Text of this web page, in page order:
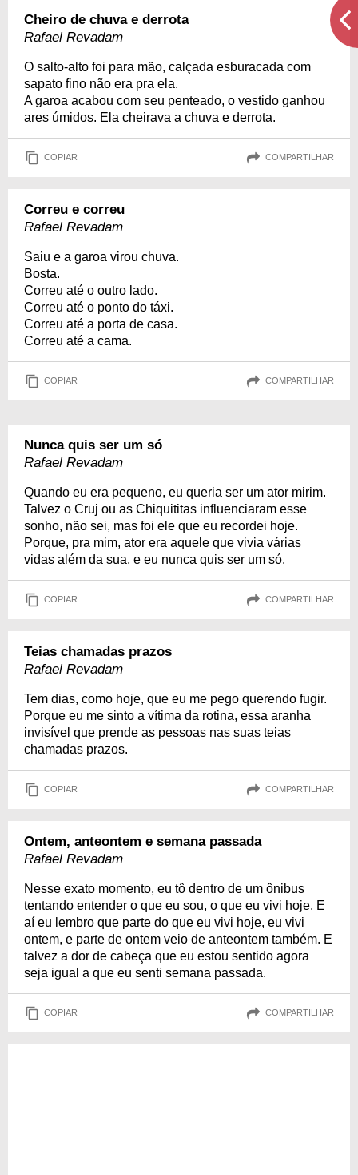
Cheiro de chuva e derrota
Rafael Revadam
O salto-alto foi para mão, calçada esburacada com
sapato fino não era pra ela.
A garoa acabou com seu penteado, o vestido ganhou
ares úmidos. Ela cheirava a chuva e derrota.
COPIAR COMPARTILHAR
Correu e correu
Rafael Revadam
Saiu e a garoa virou chuva.
Bosta.
Correu até o outro lado.
Correu até o ponto do táxi.
Correu até a porta de casa.
Correu até a cama.
COPIAR COMPARTILHAR
Nunca quis ser um só
Rafael Revadam
Quando eu era pequeno, eu queria ser um ator mirim.
Talvez o Cruj ou as Chiquititas influenciaram esse
sonho, não sei, mas foi ele que eu recordei hoje.
Porque, pra mim, ator era aquele que vivia várias
vidas além da sua, e eu nunca quis ser um só.
COPIAR COMPARTILHAR
Teias chamadas prazos
Rafael Revadam
Tem dias, como hoje, que eu me pego querendo fugir.
Porque eu me sinto a vítima da rotina, essa aranha
invisível que prende as pessoas nas suas teias
chamadas prazos.
COPIAR COMPARTILHAR
Ontem, anteontem e semana passada
Rafael Revadam
Nesse exato momento, eu tô dentro de um ônibus
tentando entender o que eu sou, o que eu vivi hoje. E
aí eu lembro que parte do que eu vivi hoje, eu vivi
ontem, e parte de ontem veio de anteontem também. E
talvez a dor de cabeça que eu estou sentido agora
seja igual a que eu senti semana passada.
COPIAR COMPARTILHAR